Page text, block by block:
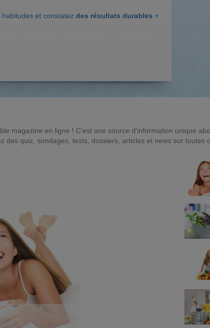
et constatez des résultats durables +
magazine en ligne ! C'est une source d'information unique
des quiz, sondages, tests, dossiers, articles et news sur toutes